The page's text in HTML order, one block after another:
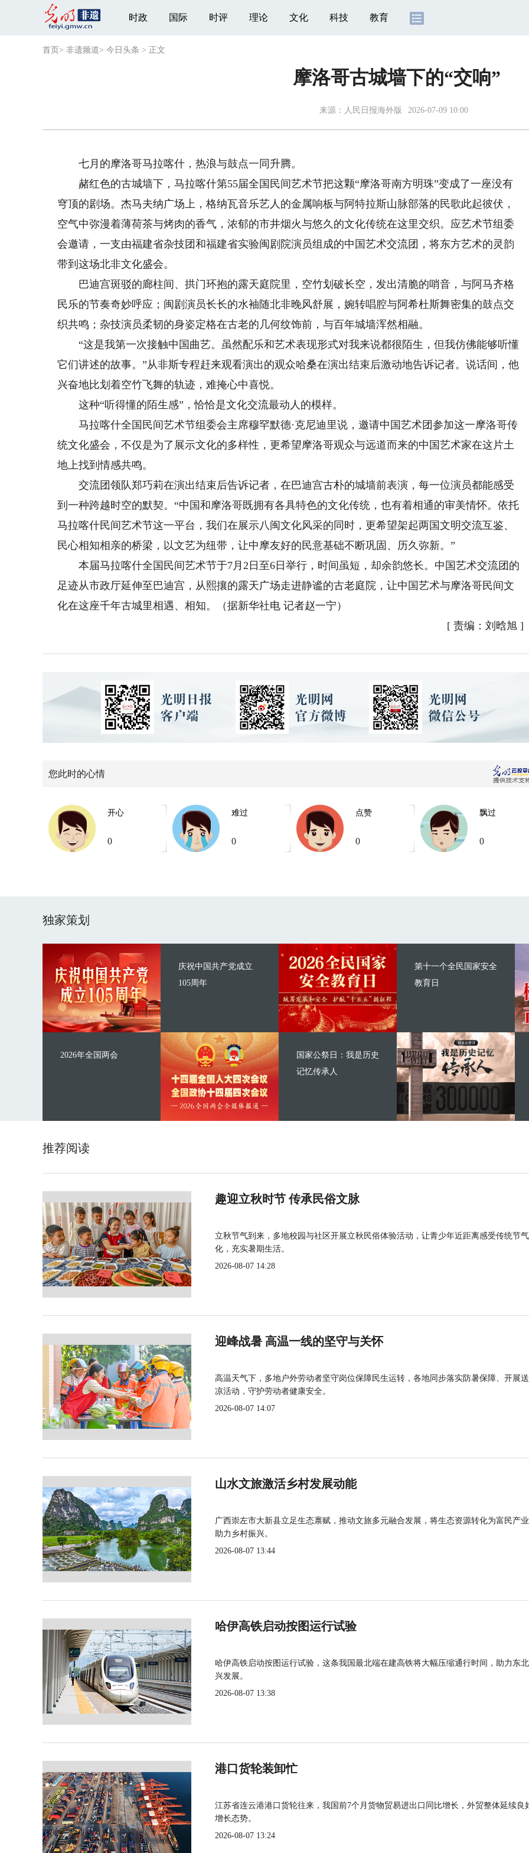
时政 国际 时评 理论 文化 科技 教育
首页 > 非遗频道> 今日头条 > 正文
摩洛哥古城墙下的“交响”
来源： 人民日报海外版 2026-07-09 10:00
七月的摩洛哥马拉喀什，热浪与鼓点一同升腾。
赭红色的古城墙下，马拉喀什第55届全国民间艺术节把这颗“摩洛哥南方明珠”变成了一座没有
穹顶的剧场。杰马夫纳广场上，格纳瓦音乐艺人的金属响板与阿特拉斯山脉部落的民歌此起彼伏，
空气中弥漫着薄荷茶与烤肉的香气，浓郁的市井烟火与悠久的文化传统在这里交织。应艺术节组委
会邀请，一支由福建省杂技团和福建省实验闽剧院演员组成的中国艺术交流团，将东方艺术的灵韵
带到这场北非文化盛会。
巴迪宫斑驳的廊柱间、拱门环抱的露天庭院里，空竹划破长空，发出清脆的哨音，与阿马齐格
民乐的节奏奇妙呼应；闽剧演员长长的水袖随北非晚风舒展，婉转唱腔与阿希杜斯舞密集的鼓点交
织共鸣；杂技演员柔韧的身姿定格在古老的几何纹饰前，与百年城墙浑然相融。
“这是我第一次接触中国曲艺。虽然配乐和艺术表现形式对我来说都很陌生，但我仿佛能够听懂
它们讲述的故事。”从非斯专程赶来观看演出的观众哈桑在演出结束后激动地告诉记者。说话间，他
兴奋地比划着空竹飞舞的轨迹，难掩心中喜悦。
这种“听得懂的陌生感”，恰恰是文化交流最动人的模样。
马拉喀什全国民间艺术节组委会主席穆罕默德·克尼迪里说，邀请中国艺术团参加这一摩洛哥传
统文化盛会，不仅是为了展示文化的多样性，更希望摩洛哥观众与远道而来的中国艺术家在这片土
地上找到情感共鸣。
交流团领队郑巧莉在演出结束后告诉记者，在巴迪宫古朴的城墙前表演，每一位演员都能感受
到一种跨越时空的默契。“中国和摩洛哥既拥有各具特色的文化传统，也有着相通的审美情怀。依托
马拉喀什民间艺术节这一平台，我们在展示八闽文化风采的同时，更希望架起两国文明交流互鉴、
民心相知相亲的桥梁，以文艺为纽带，让中摩友好的民意基础不断巩固、历久弥新。”
本届马拉喀什全国民间艺术节于7月2日至6日举行，时间虽短，却余韵悠长。中国艺术交流团的
足迹从市政厅延伸至巴迪宫，从熙攘的露天广场走进静谧的古老庭院，让中国艺术与摩洛哥民间文
化在这座千年古城里相遇、相知。（据新华社电 记者赵一宁）
[ 责编：刘晗旭 ]
您此时的心情
开心
0
难过
0
点赞
0
飘过
0
独家策划
庆祝中国共产党成立
105周年
2026年全国两会
第十一个全民国家安全
教育日
国家公祭日：我是历史
记忆传承人
推荐阅读
趣迎立秋时节 传承民俗文脉
立秋节气到来，多地校园与社区开展立秋民俗体验活动，让青少年近距离感受传统节
化，充实暑期生活。
2026-08-07 14:28
迎峰战暑 高温一线的坚守与关怀
高温天气下，多地户外劳动者坚守岗位保障民生运转，各地同步落实防暑保障、开展
凉活动，守护劳动者健康安全。
2026-08-07 14:07
山水文旅激活乡村发展动能
广西崇左市大新县立足生态禀赋，推动文旅多元融合发展，将生态资源转化为富民产
助力乡村振兴。
2026-08-07 13:44
哈伊高铁启动按图运行试验
哈伊高铁启动按图运行试验，这条我国最北端在建高铁将大幅压缩通行时间，助力东
兴发展。
2026-08-07 13:38
港口货轮装卸忙
江苏省连云港港口货轮往来，我国前7个月货物贸易进出口同比增长，外贸整体延续良
增长态势。
2026-08-07 13:24